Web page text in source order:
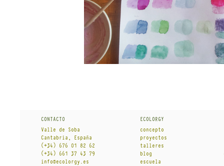
CONTACT0
Valle de Soba
Cantabria, España
(+34) 676 01 82 62
(+34) 661 37 43 79
info@ecolorgy.es
ECOLORGY
concepto
proyectos
talleres
blog
escuela